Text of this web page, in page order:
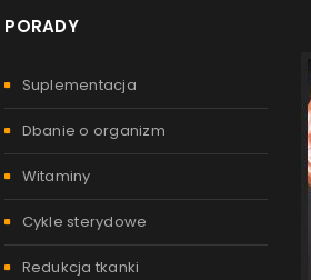
PORADY
Suplementacja
Dbanie o organizm
Witaminy
Cykle sterydowe
Redukcja tkanki